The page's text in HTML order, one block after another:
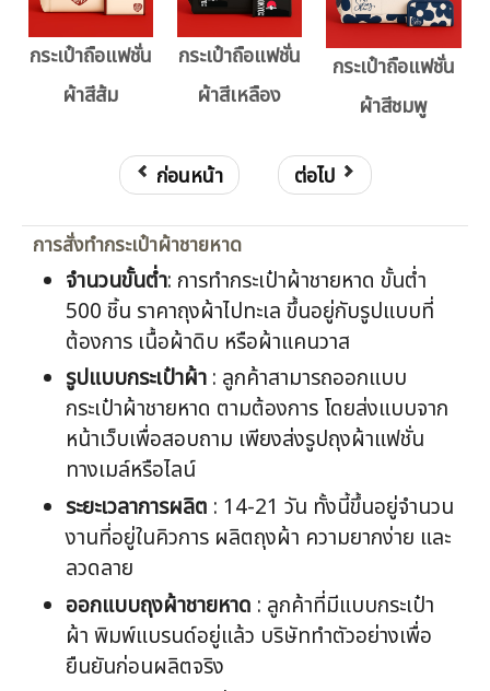
กระเป๋าถือแฟชั่น
ผ้าสีส้ม
กระเป๋าถือแฟชั่น
ผ้าสีเหลือง
กระเป๋าถือแฟชั่น
ผ้าสีชมพู
ก่อนหน้า ต่อไป
การสั่งทำกระเป๋าผ้าชายหาด
จำนวนขั้นต่ำ: การทำกระเป๋าผ้าชายหาด ขั้นต่ำ
500 ชิ้น ราคาถุงผ้าไปทะเล ขึ้นอยู่กับรูปแบบที่
ต้องการ เนื้อผ้าดิบ หรือผ้าแคนวาส
รูปแบบกระเป๋าผ้า : ลูกค้าสามารถออกแบบ
กระเป๋าผ้าชายหาด ตามต้องการ โดยส่งแบบจาก
หน้าเว็บเพื่อสอบถาม เพียงส่งรูปถุงผ้าแฟชั่น
ทางเมล์หรือไลน์
ระยะเวลาการผลิต : 14-21 วัน ทั้งนี้ขึ้นอยู่จำนวน
งานที่อยู่ในคิวการ ผลิตถุงผ้า ความยากง่าย และ
ลวดลาย
ออกแบบถุงผ้าชายหาด : ลูกค้าที่มีแบบกระเป๋า
ผ้า พิมพ์แบรนด์อยู่แล้ว บริษัททำตัวอย่างเพื่อ
ยืนยันก่อนผลิตจริง